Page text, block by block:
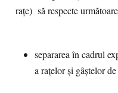
rațe) să respecte
separarea în cadrul
a rațelor și gâștelor